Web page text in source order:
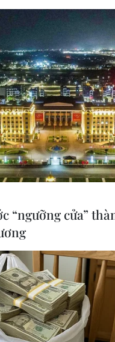
DAZN thử
mở tại Nhật Bản
Anh đang tận dụng
hình phát sóng “mở”
hoàn toàn vào các gói
Nhân viên tại
“ngưỡng cửa”